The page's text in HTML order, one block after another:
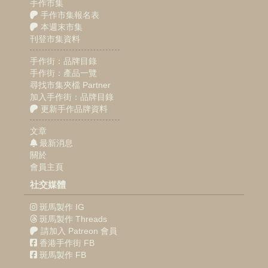
手作市集
手作市集報名表
本週末市集
刊登市集資料
手作街：品牌目錄
手作街：產品一覽
尋找市集夾檔 Partner
加入手作街：品牌目錄
更新手作品牌資料
文章
最新消息
關於
會員主頁
社交媒體
斑馬製作 IG
斑馬製作 Threads
請加入 Patreon 會員
香港手作街 FB
斑馬製作 FB